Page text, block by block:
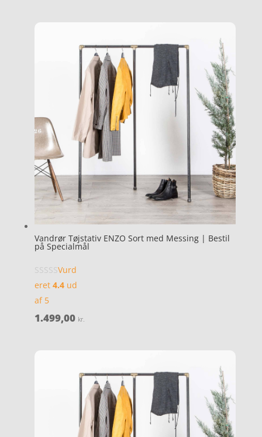
Vandrør Tøjstativ ENZO Sort med Messing | Bestil
på Specialmål
Vurd
eret 4.4ud
af 5
1.499,00 kr.